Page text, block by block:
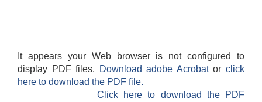
It appears your Web browser is not configured to
display PDF files.
Download adobe Acrobatorclick
here to download the PDF file.
Click here to download the PDF